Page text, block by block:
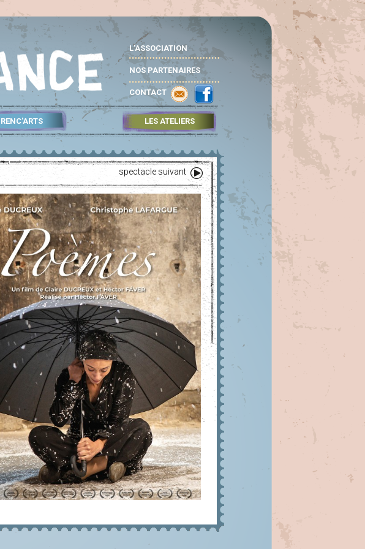
L'ASSOCIATION
NOS PARTENAIRES
CONTACT
RENC'ARTS LES ATELIERS
spectacle suivant